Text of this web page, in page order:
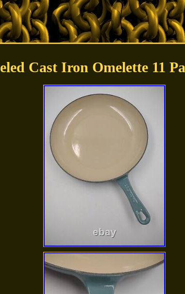
Cast Iron Omelette 11